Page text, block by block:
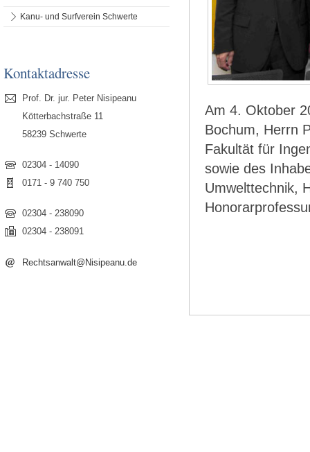
Kanu- und Surfverein Schwerte
Kontaktadresse
Prof. Dr. jur. Peter Nisipeanu
Kötterbachstraße 11
58239 Schwerte
02304 - 14090
0171 - 9 740 750
02304 - 238090
02304 - 238091
Rechtsanwalt@Nisipeanu.de
Am 4. Oktober
Bochum, Herrn
Fakultät für
sowie des
Umwelttechnik,